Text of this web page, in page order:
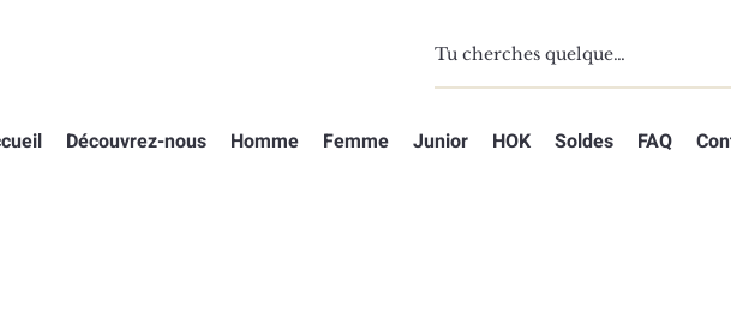
Découvrez-nous Homme Femme Junior HOK Soldes FAQ